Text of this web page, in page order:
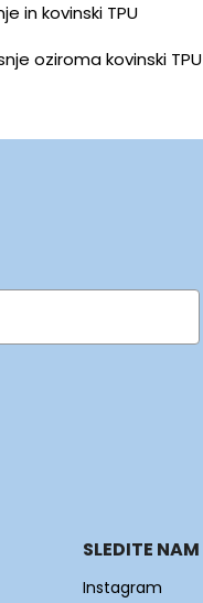
in kovinski TPU
oziroma kovinski TPU
SLEDITE NAM
Instagram